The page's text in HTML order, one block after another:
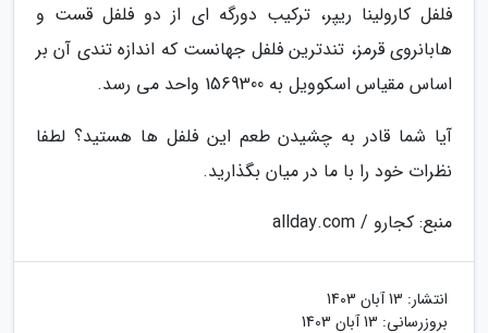
فلفل کارولینا ریپر، ترکیب دورگه ای از دو فلفل قست و
هابانروی قرمز، تندترین فلفل جهانست که اندازه تندی آن بر
اساس مقیاس اسکوویل به 1569300 واحد می رسد.
آیا شما قادر به چشیدن طعم این فلفل ها هستید؟ لطفا
نظرات خود را با ما در میان بگذارید.
منبع: کجارو / allday.com
انتشار: 13 آبان 1403
بروزرسانی: 13 آبان 1403